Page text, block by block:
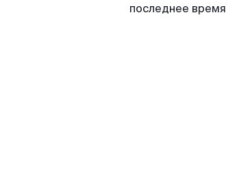
последнее время